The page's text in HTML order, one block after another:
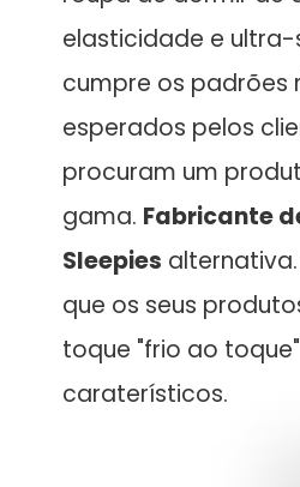
elasticidade e ultra-
cumpre os padrões
esperados pelos
procuram um
gama. Fabricante
Sleepies
que os seus
toque "frio ao
caraterísticos.